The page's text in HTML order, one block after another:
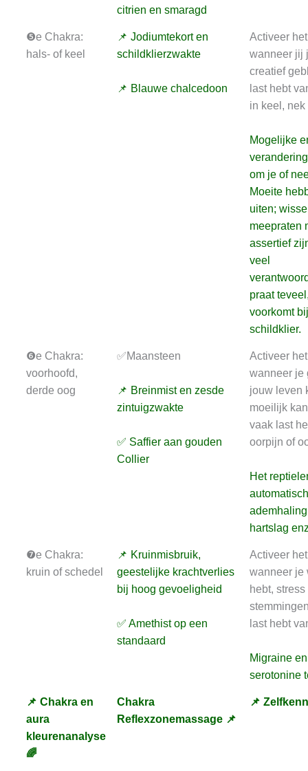
citrien en smaragd
❺e Chakra:
hals- of keel
📌 Jodiumtekort en
schildklierzwakte
📌 Blauwe chalcedoon
Activeer
wanneer jij
creatief
last hebt
in keel,
Mogelijke
om je of
Moeite
uiten;
meepraten
assertief
veel
praat
voorkomt
schildklier.
❻e Chakra:
voorhoofd,
derde oog
✅Maansteen
📌 Breinmist en zesde
zintuigzwakte
✅ Saffier aan gouden
Collier
Activeer
wanneer je
jouw leven
moeilijk
vaak last
oorpijn of
Het
hartslag
❼e Chakra:
kruin of schedel
📌 Kruinmisbruik,
geestelijke krachtverlies
bij hoog gevoeligheid
✅ Amethist op een
standaard
Activeer
wanneer je
hebt,
last hebt
Migraine
serotonine
📌 Chakra en
aura
kleurenanalyse
🌈
Chakra
Reflexzonemassage 📌
📌